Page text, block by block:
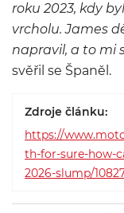
roku 2023, kdy
vrcholu. James
napravil, a to mi
svěřil se Španěl.
Zdroje článku:
https://
th-for-sure-how-
2026-slump/